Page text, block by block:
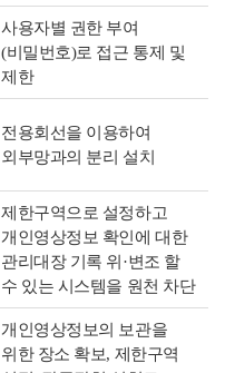
사용자별 권한 부여
(비밀번호)로 접근 통제 및
제한
전용회선을 이용하여
외부망과의 분리 설치
제한구역으로 설정하고
개인영상정보 확인에 대한
관리대장 기록 위·변조 할
수 있는 시스템을 원천 차단
개인영상정보의 보관을
위한 장소 확보, 제한구역